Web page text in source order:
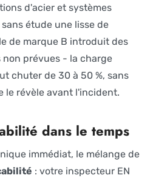
d'acier et systèmes
étude une lisse de
de marque B introduit des
prévues - la charge
chuter de 30 à 50 %, sans
le révèle avant l'incident.
dans le temps
immédiat, le mélange de
: votre inspecteur EN